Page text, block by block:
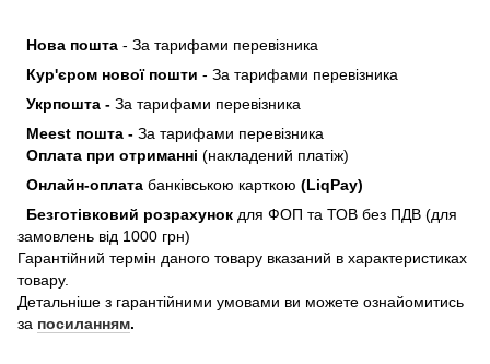
Нова пошта - За тарифами перевізника
Кур'єром нової пошти - За тарифами перевізника
Укрпошта - За тарифами перевізника
Meest пошта - За тарифами перевізника
Оплата при отриманні (накладений платіж)
Онлайн-оплата банківською карткою (LiqPay)
Безготівковий розрахунок для ФОП та ТОВ без ПДВ (для
замовлень від 1000 грн)
Гарантійний термін даного товару вказаний в характеристиках
товару.
Детальніше з гарантійними умовами ви можете ознайомитись
за посиланням.